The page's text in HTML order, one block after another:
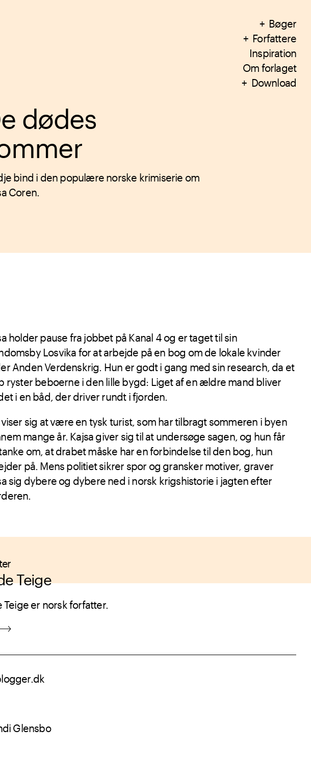
Bøger
Forfattere
Inspiration
Om forlaget
Download
dødes
bind i den populære norske krimiserie om
Coren.
holder pause fra jobbet på Kanal 4 og er taget til sin
Losvika for at arbejde på en bog om de lokale kvinder
Anden Verdenskrig. Hun er godt i gang med sin research, da et
ryster beboerne i den lille bygd: Liget af en ældre mand bliver
i en båd, der driver rundt i fjorden.
sig at være en tysk turist, som har tilbragt sommeren i byen
mange år. Kajsa giver sig til at undersøge sagen, og hun får
om, at drabet måske har en forbindelse til den bog, hun
på. Mens politiet sikrer spor og gransker motiver, graver
sig dybere og dybere ned i norsk krigshistorie i jagten efter
Teige
Teige er norsk forfatter.
Glensbo